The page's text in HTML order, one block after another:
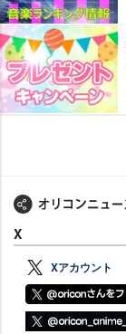
X
Xアカウント